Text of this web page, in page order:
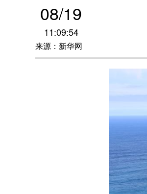
08/19
11:09:54
来源：新华网